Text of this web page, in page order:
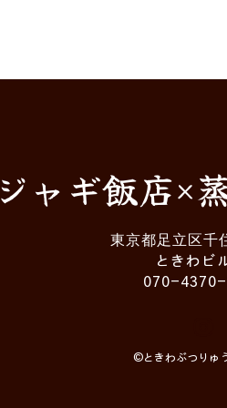
ジャギ飯店×
東京都足立区
ときわビ
070-4370-
©︎ときわぶつりゅ